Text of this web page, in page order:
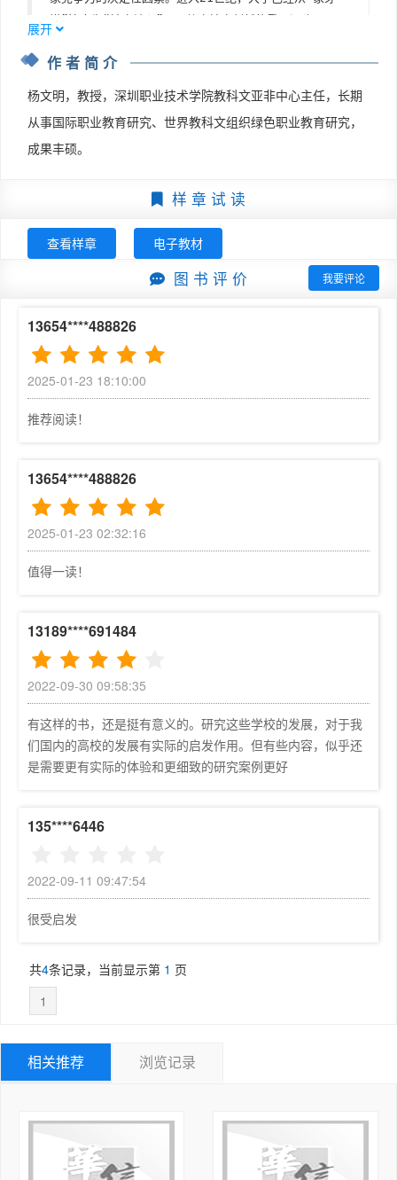
第四章　德国一流应用技术大学个案研究—以慕尼黑工业大
第一节　发展历史	120
第二节　大学治理架构与制度	124
第三节　人才培养	140
第五节　社会服务	163
第五章　新加坡一流应用技术大学个案研究—以南洋理工大
第一节　发展历史	173
第五节　社会服务	203
第六节　国际化发展	208
第六章　世界一流应用技术大学的比较研究	214
第一节　大学发展基本数据的比较	214
第二节　大学治理架构与制度的比较	217
第六节　大学国际化发展的比较	227
第七章　研究结论与思考	231
标和中华民族伟大复兴，开展世界一流大学建设势在必行。
根据国务院2015年11月印发的《统筹推进世界一流大学和
一批学科进入世界一流行列，若干学科进入世界一流学科前
列；到2030年，高等教育整体实力显著提升；应用技术大
我国高等教育办学水平的表征之一，也是我国国际竞争力的
回顾世界高等教育发展史，不难看出传统的高等教育具有较
强的精英主义情结。随着高等教育大众化乃至普及化的到
来，高等教育必将呈现多元发展的格局，传统的以学术型、
教育和职业教育先发地区的实践和经验证明：如果把整个高
等教育体系比作一座冰山的话，处于冰山顶部的是少量研究
型大学，处于冰山下面被水淹没的是大量的培养应用型人才
的应用技术大学。加快高等教育结构调整是国家的需要、人
民的期盼，也是高等教育发展的需要。我国高等教育已进入
年）》提出：要建立高等教育分类管理体系，要加快建设现
代职业教育体系，重点扩大应用型、复合型、技能型人才培
养规模。中国的现代化建设不仅需要一大批拔尖创新人才，
还需要数以亿计的技术技能型人才（以下简称技术技能人
才），将科技进步的重大成果应用到生产、生活领域，推动
型、应用型和技术技能人才培养比例显著提高，人才培养结
构更趋合理。各类人才服务国家和区域经济社会发展、参与
国际竞争的能力显著增强。正如应用技术大学联盟2014年
发布的《驻马店共识》所指出的，建设中国特色的应用技术
大学是构建从中职、专科、本科到专业学位研究生教育的技
术技能人才培养体系的破冰之旅，是构建人才成长立交桥，
打开一线劳动者成长空间的必由之路。
提出和推进，信息化和工业化深度融合，农业现代化全面推
的深刻变化对实体经济的竞争力提出了更高的要求。高新技
企业和技术岗位将需要更多更高层次的应用型和技术技能人
次的“高移”—本科及以上层次的职业技术教育，将成为未来
经建成世界上最大规模的职业教育体系，职业教育多年来为
教育体系不够完整、结构不尽合理、体制机制不畅等问题日
益凸显。一个主要的表征就是，直到目前只有中职和高职两
层次职业教育。职业教育呈现出“断头桥”的局面，直接导
致了高层次、应用型的技术技能人才短缺，在一定程度上制
约了我国经济社会的进一步发展。我国虽然有部分本科院校
展开
作者简介
杨文明，教授，深圳职业技术学院教科文亚非中心主任，长期
从事国际职业教育研究、世界教科文组织绿色职业教育研究，
成果丰硕。
样 章 试 读
查看样章 电子教材
图 书 评 价 我要评论
13654****488826
2025-01-23 18:10:00
推荐阅读！
13654****488826
2025-01-23 02:32:16
值得一读！
13189****691484
2022-09-30 09:58:35
有这样的书，还是挺有意义的。研究这些学校的发展，对于我
们国内的高校的发展有实际的启发作用。但有些内容，似乎还
是需要更有实际的体验和更细致的研究案例更好
135****6446
2022-09-11 09:47:54
很受启发
共4条记录，当前显示第 1 页
1
相关推荐 浏览记录